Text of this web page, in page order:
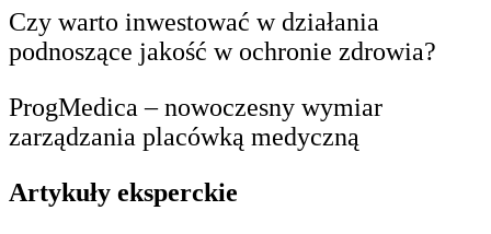
Czy warto inwestować w działania
podnoszące jakość w ochronie zdrowia?
ProgMedica – nowoczesny wymiar
zarządzania placówką medyczną
Artykuły eksperckie